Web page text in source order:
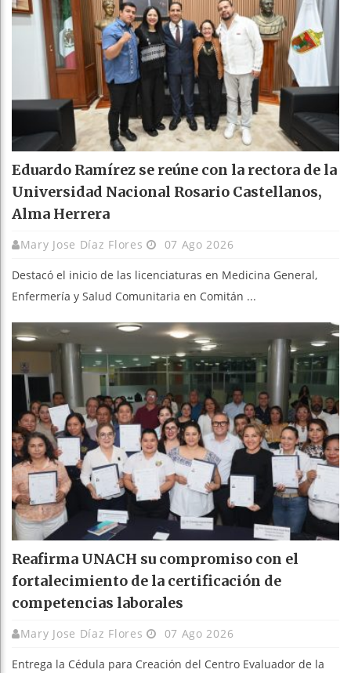
Eduardo Ramírez se reúne con la rectora de la
Universidad Nacional Rosario Castellanos,
Alma Herrera
Mary Jose Díaz Flores 07 Ago 2026
Destacó el inicio de las licenciaturas en Medicina General,
Enfermería y Salud Comunitaria en Comitán ...
Reafirma UNACH su compromiso con el
fortalecimiento de la certificación de
competencias laborales
Mary Jose Díaz Flores 07 Ago 2026
Entrega la Cédula para Creación del Centro Evaluador de la